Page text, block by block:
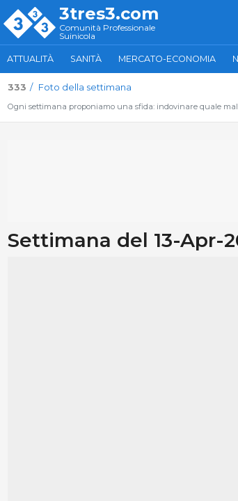
3tres3.com
Comunità Professionale
Suinicola
ATTUALITÀ SANITÀ MERCATO-ECONOMIA
333 Foto della settimana
Ogni settimana proponiamo una sfida: indovinare quale
Settimana del 13-Apr-